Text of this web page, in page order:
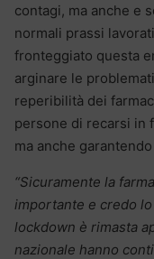
contagi, ma anche e
normali prassi
fronteggiato questa
arginare le
reperibilità dei
persone di recarsi in
ma anche
“Sicuramente la
importante e credo
lockdown è rimasta
nazionale hanno